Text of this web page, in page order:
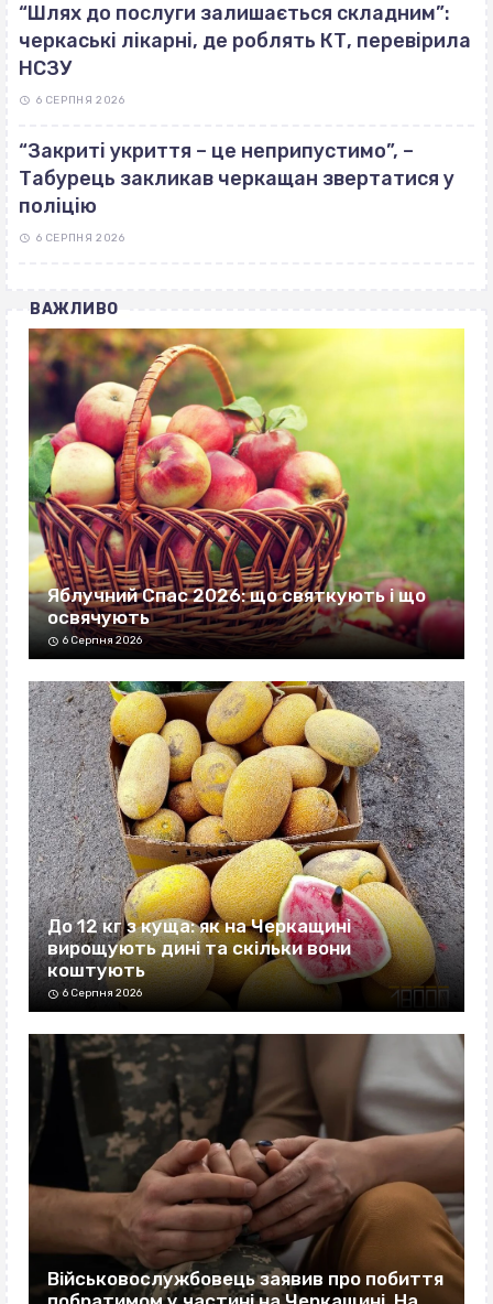
“Шлях до послуги залишається складним”:
черкаські лікарні, де роблять КТ, перевірила
НСЗУ
6 СЕРПНЯ 2026
“Закриті укриття – це неприпустимо”, –
Табурець закликав черкащан звертатися у
поліцію
6 СЕРПНЯ 2026
ВАЖЛИВО
Яблучний Спас 2026: що святкують і що
освячують
6 Серпня 2026
До 12 кг з куща: як на Черкащині
вирощують дині та скільки вони
коштують
6 Серпня 2026
Військовослужбовець заявив про побиття